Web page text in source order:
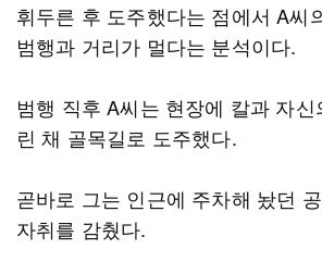
휘두른 후 도주했다는 점에서 A씨
범행과 거리가 멀다는 분석이다.
범행 직후 A씨는 현장에 칼과 자
린 채 골목길로 도주했다.
곧바로 그는 인근에 주차해 놨던
자취를 감췄다.